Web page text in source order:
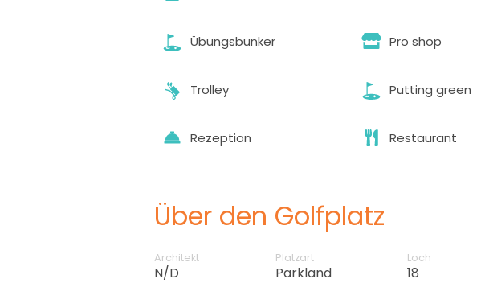
Übungsbunker Pro shop
Trolley Putting green
Rezeption Restaurant
Über den Golfplatz
Architekt
N/D
Platzart
Parkland
Loch
18